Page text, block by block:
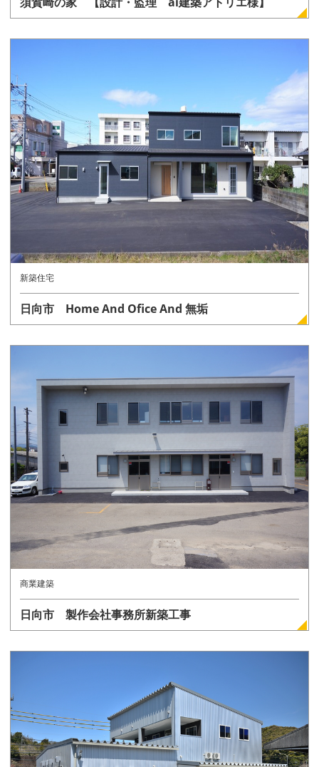
新築住宅
日向市 Home And Ofice And 無垢
詳しく見る
商業建築
日向市 製作会社事務所新築工事
詳しく見る
詳しく見る